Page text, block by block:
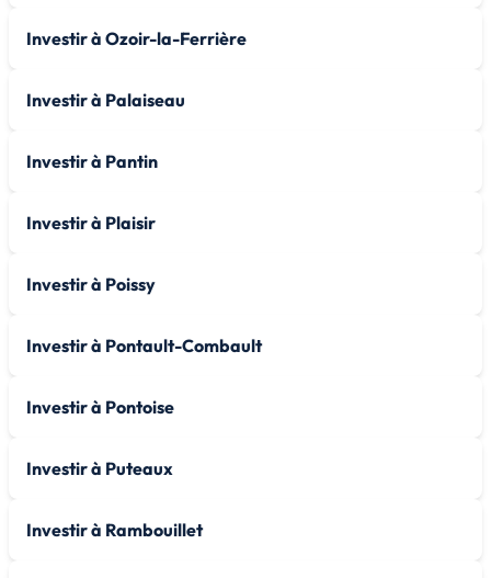
Investir à Ozoir-la-Ferrière
Investir à Palaiseau
Investir à Pantin
Investir à Plaisir
Investir à Poissy
Investir à Pontault-Combault
Investir à Pontoise
Investir à Puteaux
Investir à Rambouillet